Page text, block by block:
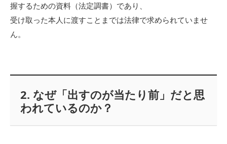
握するための資料（法定調書）であり、
受け取った本人に渡すことまでは法律で求められていませ
ん。
2. なぜ「出すのが当たり前」だと思
われているのか？